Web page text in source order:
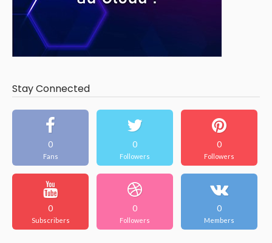
Stay Connected
0
Fans
0
Followers
0
Followers
0
Subscribers
0
Followers
0
Members